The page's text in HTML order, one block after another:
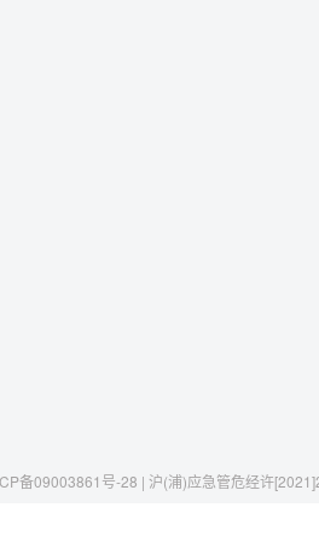
备09003861号-28 | 沪(浦)应急管危经许